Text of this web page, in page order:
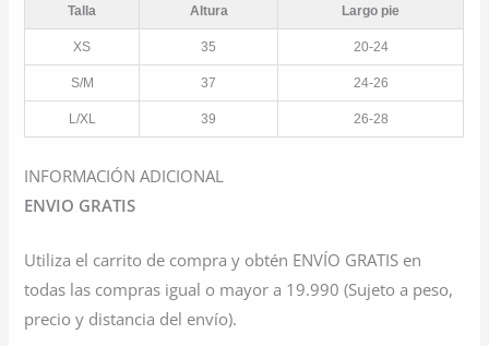
Talla Altura Largo pie
XS 35 20-24
S/M 37 24-26
L/XL 39 26-28
INFORMACIÓN ADICIONAL
ENVIO GRATIS
Utiliza el carrito de compra y obtén ENVÍO GRATIS en
todas las compras igual o mayor a 19.990 (Sujeto a peso,
precio y distancia del envío).